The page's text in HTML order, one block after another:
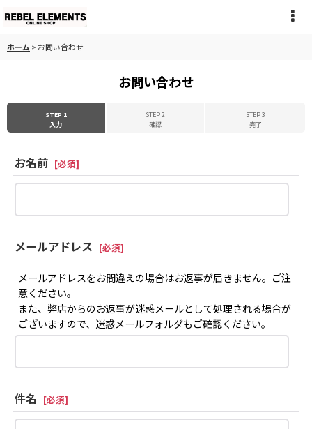
ホーム > お問い合わせ
お問い合わせ
STEP 1
入力
STEP 2
確認
STEP 3
完了
お名前 [必須]
メールアドレス [必須]
メールアドレスをお間違えの場合はお返事が届きません。ご注
意ください。
また、弊店からのお返事が迷惑メールとして処理される場合が
ございますので、迷惑メールフォルダもご確認ください。
件名 [必須]